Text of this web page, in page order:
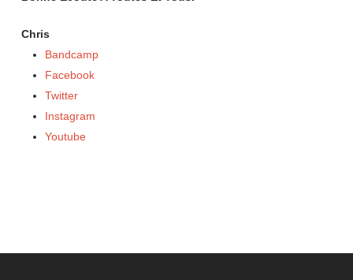
Chris
Bandcamp
Facebook
Twitter
Instagram
Youtube